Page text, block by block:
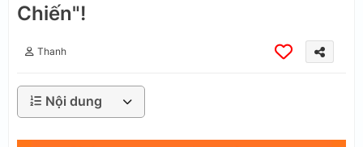
Chiến"!
Thanh
Nội dung